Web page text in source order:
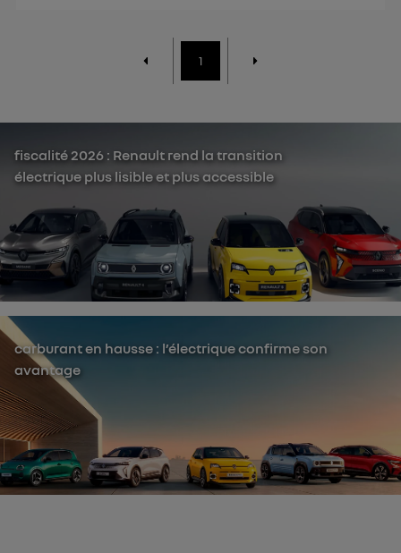
1
fiscalité 2026 : Renault rend la transition
électrique plus lisible et plus accessible
carburant en hausse : l’électrique confirme son
avantage